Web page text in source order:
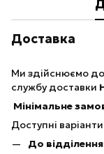
Доставка
Ми здійснюємо
службу доставки
Мінімальне
Доступні
До